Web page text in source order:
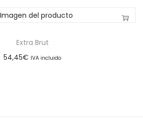
Extra Brut
54,45€ IVA incluido